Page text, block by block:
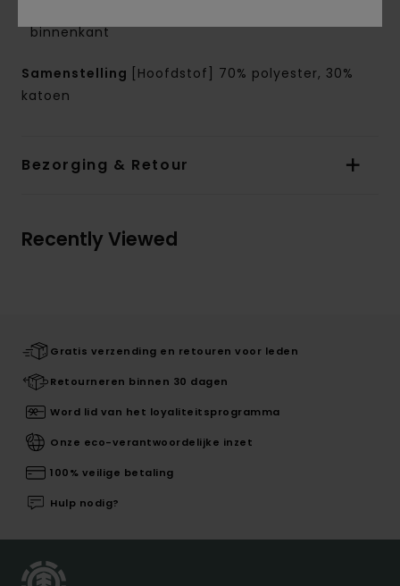
binnenkant
Samenstelling
[Hoofdstof] 70% polyester, 30%
katoen
Bezorging & Retour
Recently Viewed
Gratis verzending en retouren voor leden
Retourneren binnen 30 dagen
Word lid van het loyaliteitsprogramma
Onze eco-verantwoordelijke inzet
100% veilige betaling
Hulp nodig?